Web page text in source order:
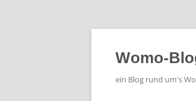
Zum
Womo-
ein Blog rund um's